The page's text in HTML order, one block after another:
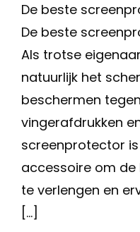
De beste
De beste
Als trotse
natuurlijk het
beschermen
vingerafdrukken
screenprotector
accessoire om de
te verlengen en
[…]